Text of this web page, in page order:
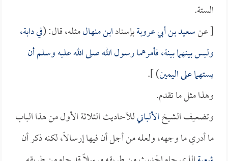
الستة.
[ عنسعيد بن أبي عروبةبإسنادابن منهالمثله، قال: (في دابة،
وليس بينهما بينة، فأمرهما رسول الله صلى الله عليه وسلم أن
يستهما على اليمين) ].
وهذا مثل ما تقدم.
وتضعيف الشيخالألبانيللأحاديث الثلاثة الأول من هذا الباب
ما أدري ما وجهه، ولعله من أجل أن فيها إرسالاً، لكنه ذكر أن